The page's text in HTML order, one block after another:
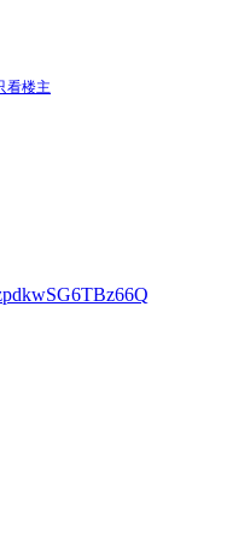
看楼主